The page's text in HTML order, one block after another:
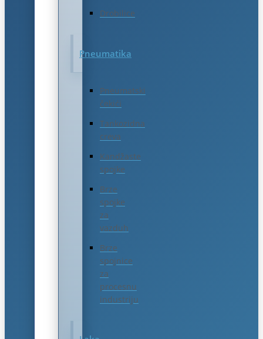
Drobilice
Pneumatika
Pneumatski
čekići
Tankozidna
creva
Kandžaste
spojke
Brze
spojke
za
vazduh
Brze
spojnice
za
procesnu
industriju